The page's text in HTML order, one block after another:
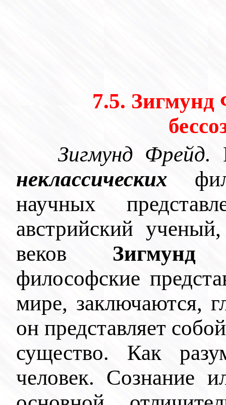
7.5. Зигмунд
Зигмунд Фрейд.
неклассических
научных
австрийский
веков
философские
мире, заключаются,
он представляет
существо. Как
человек. Сознание